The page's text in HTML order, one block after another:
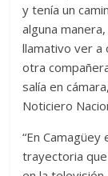
y tenía un
alguna
llamativo ver
otra
salía en
Noticiero
“En
trayectoria